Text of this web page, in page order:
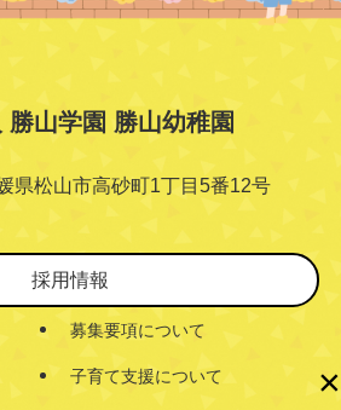
勝山学園 勝山幼稚園
県松山市高砂町1丁目5番12号
採用情報
募集要項について
子育て支援について ×